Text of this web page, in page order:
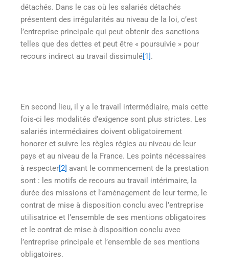
détachés. Dans le cas où les salariés détachés
présentent des irrégularités au niveau de la loi, c’est
l’entreprise principale qui peut obtenir des sanctions
telles que des dettes et peut être « poursuivie » pour
recours indirect au travail dissimulé[1].
En second lieu, il y a le travail intermédiaire, mais cette
fois-ci les modalités d’exigence sont plus strictes. Les
salariés intermédiaires doivent obligatoirement
honorer et suivre les règles régies au niveau de leur
pays et au niveau de la France. Les points nécessaires
à respecter[2] avant le commencement de la prestation
sont : les motifs de recours au travail intérimaire, la
durée des missions et l’aménagement de leur terme, le
contrat de mise à disposition conclu avec l’entreprise
utilisatrice et l’ensemble de ses mentions obligatoires
et le contrat de mise à disposition conclu avec
l’entreprise principale et l’ensemble de ses mentions
obligatoires.